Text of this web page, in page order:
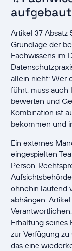
Artikel 37 Absatz
Grundlage der
Fachwissens im
allein nicht: Wer
führt, muss auch
bewerten und
Kombination ist
bekommen und
Ein externes
eingespielten
Person.
ohnehin laufend
abhängen.
Erhaltung seines
zur Verfügung
das eine